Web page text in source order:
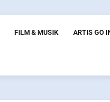
FILM & MUSIK ARTIS GO